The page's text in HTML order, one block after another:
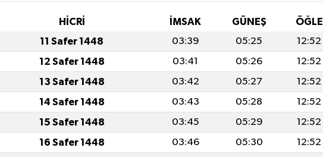
HİCRİ İMSAK GÜNEŞ ÖĞLE
11 Safer 1448 03:39 05:25 12:52
12 Safer 1448 03:41 05:26 12:52
13 Safer 1448 03:42 05:27 12:52
14 Safer 1448 03:43 05:28 12:52
15 Safer 1448 03:45 05:29 12:52
16 Safer 1448 03:46 05:30 12:52